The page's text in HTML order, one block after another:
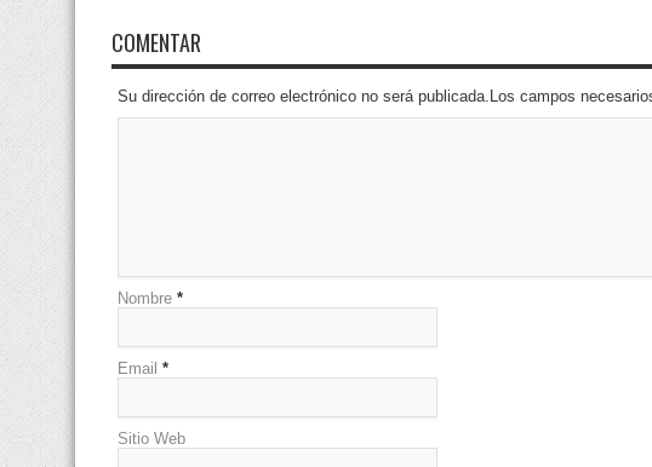
COMENTAR
Su dirección de correo electrónico no será publicada.Los campos
Nombre *
Email *
Sitio Web